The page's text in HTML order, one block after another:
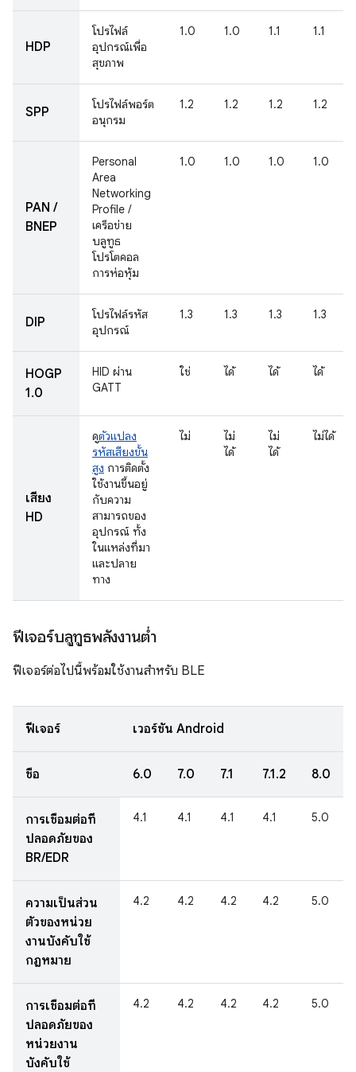
HDP
โปรไฟล์
อุปกรณ์เพื่อ
สุขภาพ
1.0 1.0 1.1 1.1
SPP
โปรไฟล์พอร์ต
อนุกรม
1.2 1.2 1.2 1.2
PAN /
BNEP
Personal
Area
Networking
Profile /
เครือข่าย
บลูทูธ
โปรโตคอล
การห่อหุ้ม
1.0 1.0 1.0 1.0
DIP
โปรไฟล์รหัส
อุปกรณ์
1.3 1.3 1.3 1.3
HOGP
1.0
HID ผ่าน
GATT
ใช่ ได้ ได้ ได้
เสียง
HD
ดูตัวแปลง
รหัสเสียงขั้น
สูง การติดตั้ง
ใช้งานขึ้นอยู่
กับความ
สามารถของ
อุปกรณ์ ทั้ง
ในแหล่งที่มา
และปลาย
ทาง
ไม่
ไม่
ได้
ไม่
ได้
ไม่ได้
ฟีเจอร์บลูทูธพลังงานต่ำ
ฟีเจอร์ต่อไปนี้พร้อมใช้งานสำหรับ BLE
ฟีเจอร์ เวอร์ชัน Android
ชื่อ 6.0 7.0 7.1 7.1.2 8.0
การเชื่อมต่อที่
ปลอดภัยของ
BR/EDR
4.1 4.1 4.1 4.1 5.0
ความเป็นส่วน
ตัวของหน่วย
งานบังคับใช้
กฎหมาย
4.2 4.2 4.2 4.2 5.0
การเชื่อมต่อที่
ปลอดภัยของ
หน่วยงาน
บังคับใช้
4.2 4.2 4.2 4.2 5.0